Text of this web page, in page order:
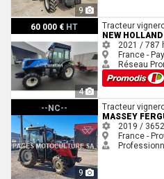
9
60 000 € HT
4
New Holland T4-90V
Tracteur
NEW
2021 / 787
France -
Réseau
--NC--
9
Massey Ferguson 3709FEFFTracteur
MASSEY
2019 /
France -